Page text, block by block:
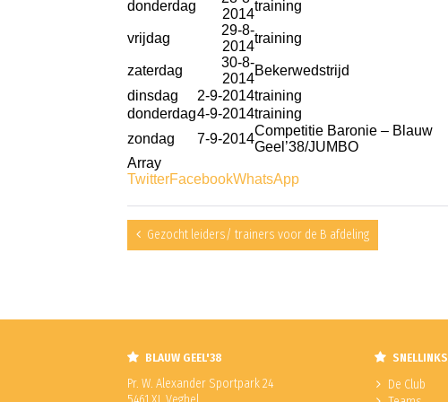
donderdag
2014
training
vrijdag
29-8-
2014
training
zaterdag
30-8-
2014
Bekerwedstrijd
dinsdag
2-9-2014training
donderdag4-9-2014training
zondag
7-9-2014
Competitie Baronie – Blauw
Geel’38/JUMBO
Array
TwitterFacebookWhatsApp
Gezocht leiders/ trainers voor de B afdeling
BLAUW GEEL'38
Pr. W. Alexander Sportpark 24
SNELLINKS
De Club